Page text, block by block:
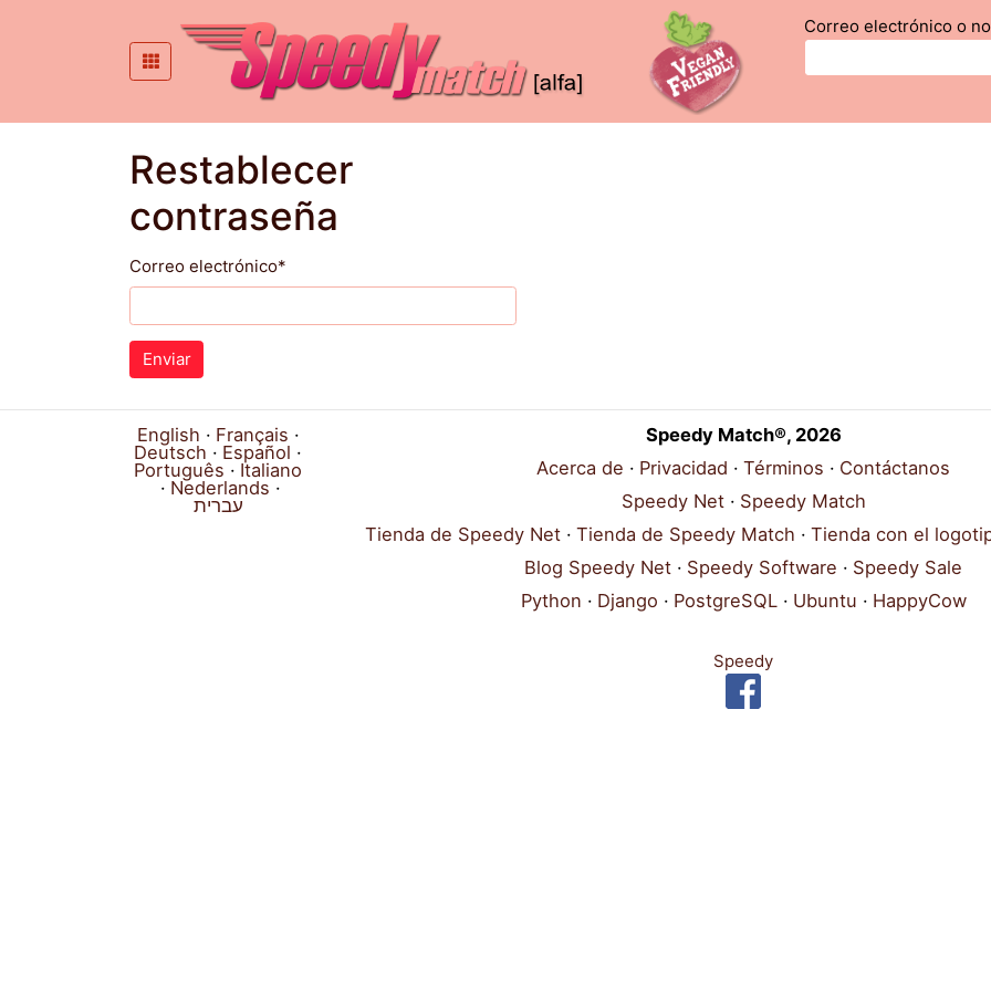
Correo electrónico o
Restablecer
contraseña
Correo electrónico*
English
Français
Deutsch
Español
Português
Italiano
Nederlands
עברית
Speedy Match®, 2026
Acerca de
Privacidad Términos
Contáctanos
Speedy Net
Speedy Match
Tienda de Speedy Net
Tienda de Speedy Match
Tienda con el
Blog Speedy Net
Speedy Software
Speedy Sale
Python
Django PostgreSQL Ubuntu HappyCow
Speedy